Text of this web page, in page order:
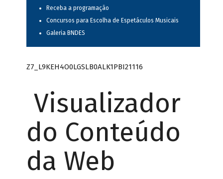
Receba a programação
Concursos para Escolha de Espetáculos Musicais
Galeria BNDES
Z7_L9KEH4O0LGSLB0ALK1PBI21116
Visualizador
do Conteúdo
da Web